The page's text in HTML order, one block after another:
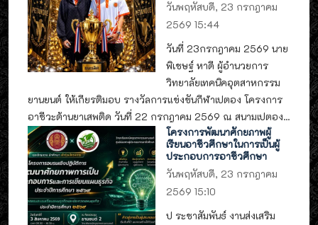
วันพฤหัสบดี, 23 กรกฎาคม
2569 15:44
วันที่ 23กรกฎาคม 2569 นาย
พิเชษฐ์ หาดี ผู้อำนวยการ
วิทยาลัยเทคนิคอุตสาหกรรม
ยานยนต์ ให้เกียรติมอบ รางวัลการแข่งขันกีฬาเปตอง โครงการ
อาชีวะต้านยาเสพติด วันที่ 22 กรกฎาคม 2569 ณ สนามเปตอง...
โครงการพัฒนาศักยภาพผู้
เรียนอาชีวศึกษาในการเป็นผู้
ประกอบการอาชีวศึกษา
วันพฤหัสบดี, 23 กรกฎาคม
2569 15:10
ป ระชาสัมพันธ์ งานส่งเสริม